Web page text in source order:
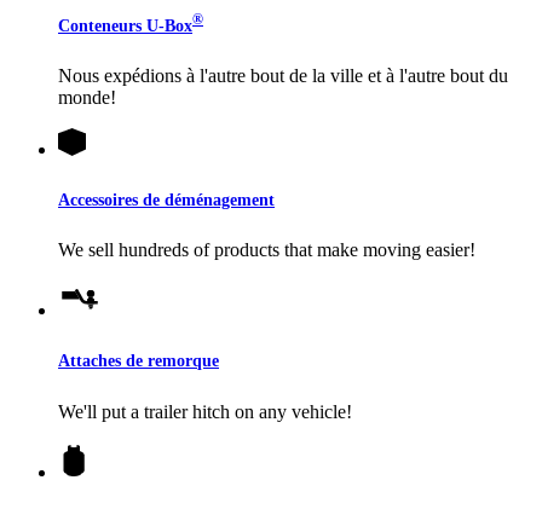
Conteneurs U-Box®
Nous expédions à l'autre bout de la ville et à l'autre bout du
monde!
Accessoires de déménagement
We sell hundreds of products that make moving easier!
Attaches de remorque
We'll put a trailer hitch on any vehicle!